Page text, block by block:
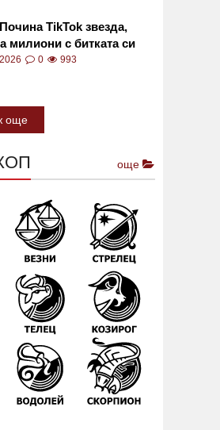
Почина TikTok звезда,
милиони с битката си
рак 0 993
още
още